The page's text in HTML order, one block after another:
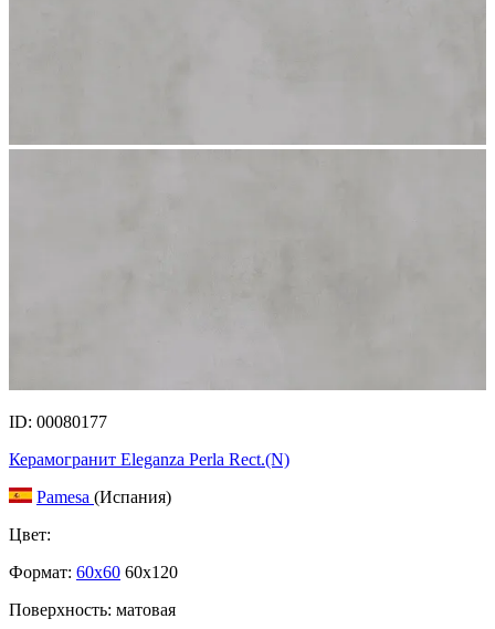
ID: 00080177
Керамогранит Eleganza Perla Rect.(N)
Pamesa (Испания)
Цвет:
Формат: 60x60 60x120
Поверхность: матовая